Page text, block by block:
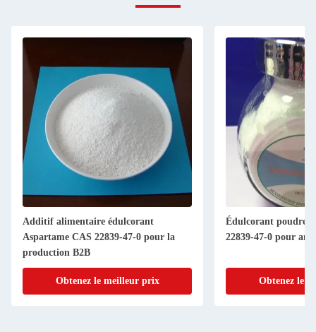
Additif alimentaire édulcorant
Aspartame CAS 22839-47-0 pour la
production B2B
Obtenez le meilleur prix
Édulcorant poudre
22839-47-0 pour
Obtenez le